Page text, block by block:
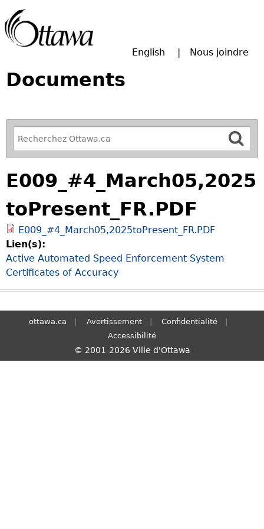
English Nous joindre
Documents
R
e
f
i
n
e
y
o
u
r
S
e
E009_#4_March05,2025
toPresent_FR.PDF
E009_#4_March05,2025toPresent_FR.PDF
Lien(s):
Active Automated Speed Enforcement System
Certificates of Accuracy
ottawa.ca Avertissement
Confidentialité
Accessibilité
© 2001-2026 Ville d'Ottawa